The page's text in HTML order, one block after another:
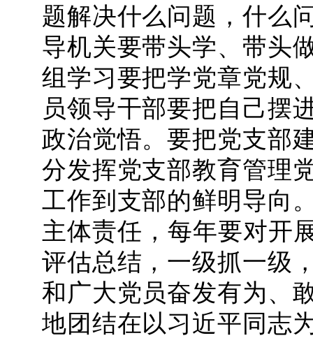
题解决什么问题，什么
导机关要带头学、带头
组学习要把学党章党规
员领导干部要把自己摆
政治觉悟。要把党支部
分发挥党支部教育管理
工作到支部的鲜明导向
主体责任，每年要对开
评估总结，一级抓一级
和广大党员奋发有为、
地团结在以习近平同志